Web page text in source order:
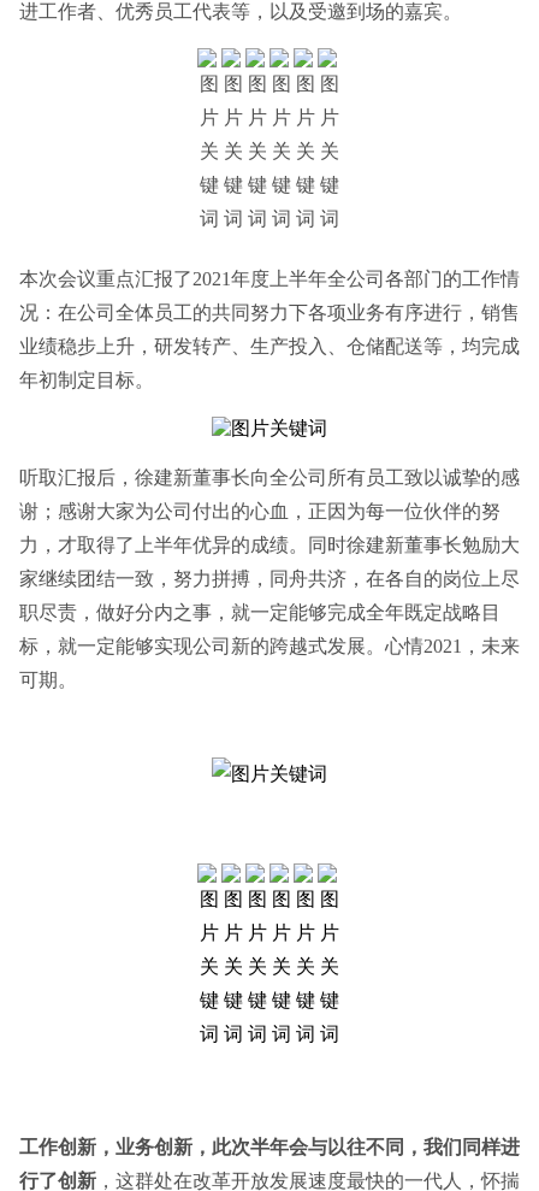
进工作者、优秀员工代表等，以及受邀到场的嘉宾。
本次会议重点汇报了2021年度上半年全公司各部门的工作情
况： 在公司全体员工的共同努力下各项业务有序进行，销售
业绩稳步上升，研发转产、生产投入、仓储配送等，均完成
年初制定目标。
听取汇报后，徐建新董事长向全公司所有员工致以诚挚的感
谢；感谢大家为公司付出的心血，正因为每一位伙伴的努
力 ，才取得了上半年优异的成绩。同时徐建新董事长勉励大
家继续团结一致，努力拼搏，同舟共济，在各自的岗位上尽
职尽责，做好分内之事，就一定能够完成全年既定战略目
标，就一定能够实现公司新的跨越式发展。心情2021，未来
可期。
工作创新，业务创新，此次半年会与以往不同，我们同样进
行了创新 ，这群处在改革开放发展速度最快的一代人，怀揣